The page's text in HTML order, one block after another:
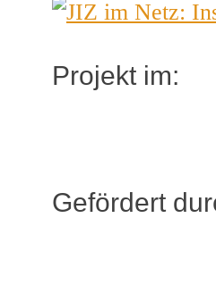
Projekt im:
Gefördert